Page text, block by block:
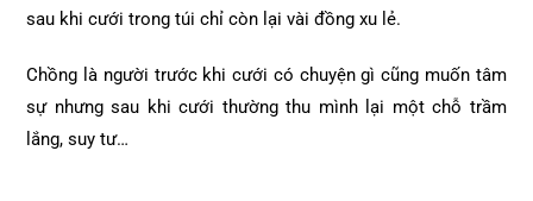
sau khi cưới trong túi chỉ còn lại vài đồng xu lẻ.
Chồng là người trước khi cưới có chuyện gì cũng muốn tâm
sự nhưng sau khi cưới thường thu mình lại một chỗ trầm
lắng, suy tư…